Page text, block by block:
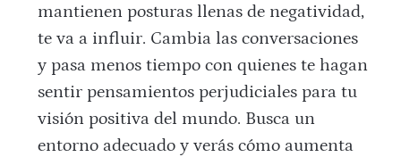
mantienen posturas llenas de negatividad,
te va a influir. Cambia las conversaciones
y pasa menos tiempo con quienes te hagan
sentir pensamientos perjudiciales para tu
visión positiva del mundo. Busca un
entorno adecuado y verás cómo aumenta